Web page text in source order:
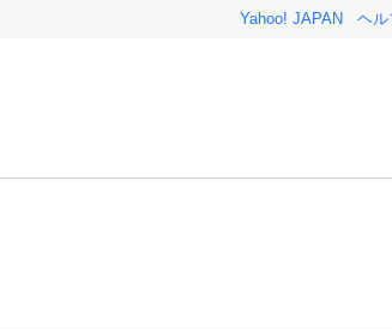
Yahoo! JAPAN ヘル